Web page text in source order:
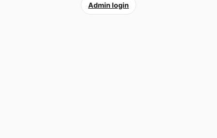
Admin login